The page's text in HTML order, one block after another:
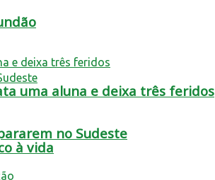
no Sudeste
uma aluna e deixa três feridos
à vida